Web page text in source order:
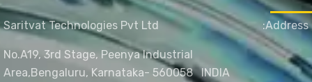
Address:
Saritvat Technologies Pvt Ltd
No.A19, 3rd Stage, Peenya Industrial
Area,Bengaluru, Karnataka- 560058INDIA